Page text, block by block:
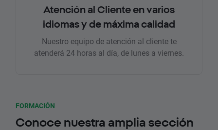
Atención al Cliente en varios
idiomas y de máxima calidad
Nuestro equipo de atención al cliente te
atenderá 24 horas al día, de lunes a viernes.
FORMACIÓN
Conoce nuestra amplia sección